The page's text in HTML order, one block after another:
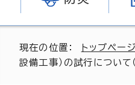
現在の位置： トップページ
設備工事）の試行につい